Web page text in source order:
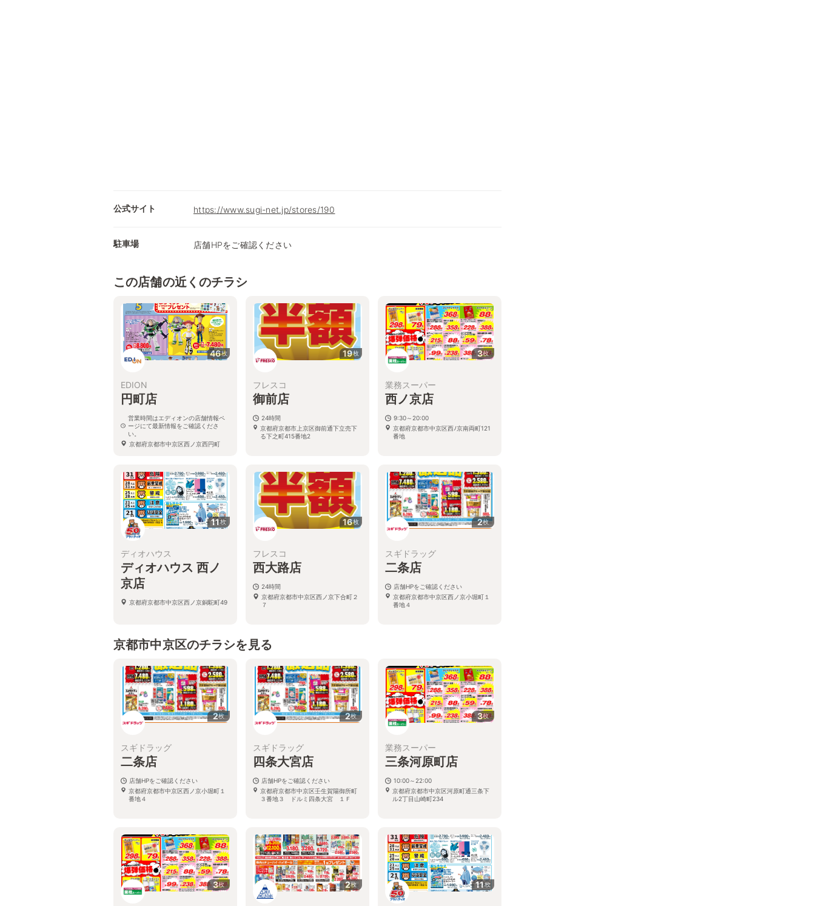
公式サイト https://www.sugi-net.jp/stores/190
駐車場 店舗HPをご確認ください
この店舗の近くのチラシ
46枚
EDION
円町店
営業時間はエディオンの店舗情報ペ
ージにて最新情報をご確認くださ
い。
京都府京都市中京区西ノ京西円町
19枚
フレスコ
御前店
24時間
京都府京都市上京区御前通下立売下
る下之町415番地2
3枚
業務スーパー
西ノ京店
9:30～20:00
京都府京都市中京区西ﾉ京南両町121
番地
11枚
ディオハウス
ディオハウス 西ノ
京店
京都府京都市中京区西ノ京銅駝町49
16枚
フレスコ
西大路店
24時間
京都府京都市中京区西ノ京下合町２
７
2枚
スギドラッグ
二条店
店舗HPをご確認ください
京都府京都市中京区西ノ京小堀町１
番地４
京都市中京区のチラシを見る
2枚
スギドラッグ
二条店
店舗HPをご確認ください
京都府京都市中京区西ノ京小堀町１
番地４
2枚
スギドラッグ
四条大宮店
店舗HPをご確認ください
京都府京都市中京区壬生賀陽御所町
３番地３ ドルミ四条大宮 １Ｆ
3枚
業務スーパー
三条河原町店
10:00～22:00
京都府京都市中京区河原町通三条下
ル2丁目山崎町234
3枚 2枚 11枚